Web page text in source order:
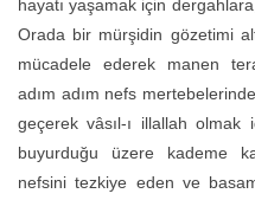
hayatı yaşamak için
Orada bir mürşidin gözetimi
mücadele ederek manen
adım adım nefs
geçerek vâsıl-ı illallah
buyurduğu üzere kademe
nefsini tezkiye eden ve